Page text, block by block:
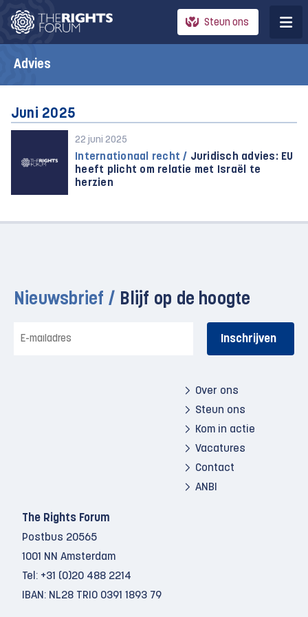
Steun ons
Advies
Juni 2025
22 juni 2025
Internationaal recht / Juridisch advies: EU
heeft plicht om relatie met Israël te
herzien
Nieuwsbrief / Blijf op de hoogte
mailadres
Over ons
Steun ons
Kom in actie
Vacatures
Contact
ANBI
The Rights Forum
Postbus 20565
1001 NN Amsterdam
Tel: +31 (0)20 488 2214
IBAN: NL28 TRIO 0391 1893 79